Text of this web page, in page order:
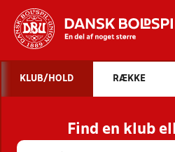
STILLINGER,
HOLD
KLUB/HOLD RÆKKE
Find en klub